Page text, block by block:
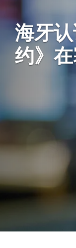
海牙
约》